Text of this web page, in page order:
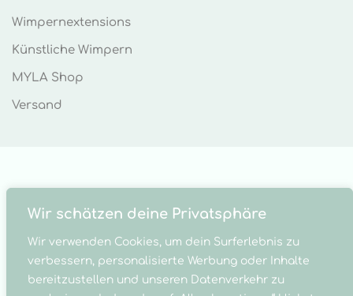
Wir schätzen deine Privatsphäre
Wir verwenden Cookies, um dein Surferlebnis zu
verbessern, personalisierte Werbung oder Inhalte
bereitzustellen und unseren Datenverkehr zu
Wimpernextensions
Künstliche Wimpern
MYLA Shop
Versand
© MYLA Cosmetics 2023 . MYLA Made by
WILDWECHSEL & WEBOHOLIX